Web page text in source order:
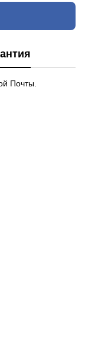
Почты.